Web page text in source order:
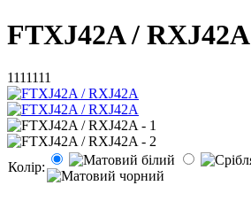
FTXJ42A / RXJ42A
1111111
Колір: